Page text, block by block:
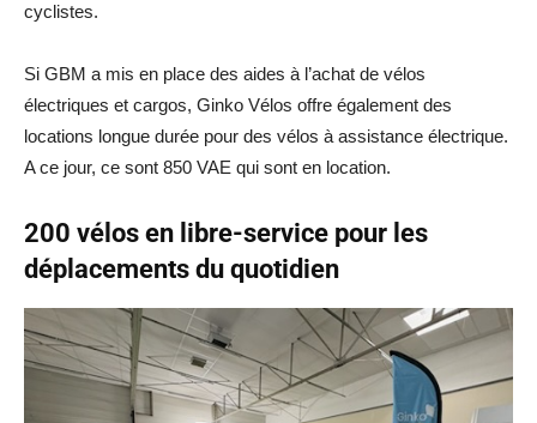
cyclistes.
Si GBM a mis en place des aides à l’achat de vélos
électriques et cargos, Ginko Vélos offre également des
locations longue durée pour des vélos à assistance électrique.
A ce jour, ce sont 850 VAE qui sont en location.
200 vélos en libre-service pour les
déplacements du quotidien